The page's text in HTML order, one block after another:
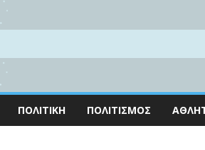
ΠΟΛΙΤΙΚΉ ΠΟΛΙΤΙΣΜΌΣ